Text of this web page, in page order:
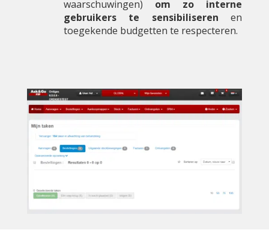
waarschuwingen) om zo interne
gebruikers te sensibiliseren en
toegekende budgetten te respecteren.